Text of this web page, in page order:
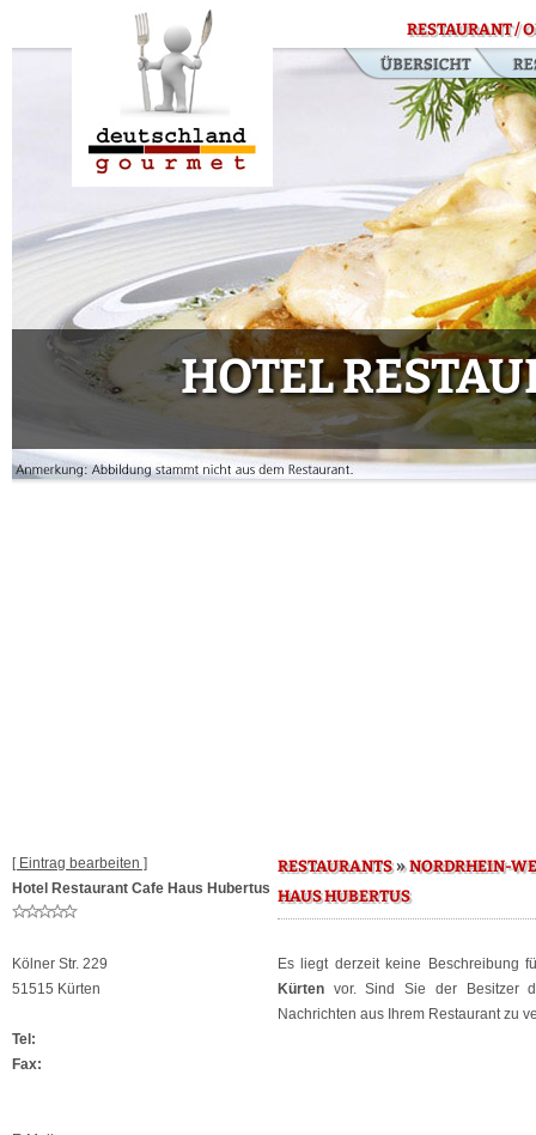
RESTAURANT /
HOTEL
[ Eintrag bearbeiten ]
Hotel Restaurant Cafe Haus Hubertus
Kölner Str. 229
51515 Kürten
Tel:
Fax:
RESTAURANTS»NORDRHEIN-
HAUS HUBERTUS
Es liegt derzeit keine Beschreibung
Kürten vor. Sind Sie der Besitzer
Nachrichten aus Ihrem Restaurant zu